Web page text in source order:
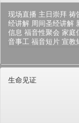
现场直播 主日崇拜 祷
经讲解 周间圣经讲解
信息 福音性聚会 家庭
音事工 福音短片 宣教
生命见证